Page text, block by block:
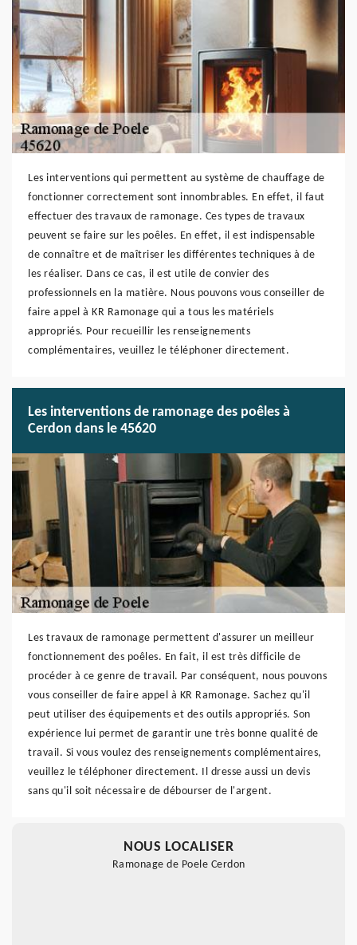
Les interventions qui permettent au système de chauffage de
fonctionner correctement sont innombrables. En effet, il faut
effectuer des travaux de ramonage. Ces types de travaux
peuvent se faire sur les poêles. En effet, il est indispensable
de connaître et de maîtriser les différentes techniques à de
les réaliser. Dans ce cas, il est utile de convier des
professionnels en la matière. Nous pouvons vous conseiller de
faire appel à KR Ramonage qui a tous les matériels
appropriés. Pour recueillir les renseignements
complémentaires, veuillez le téléphoner directement.
Les interventions de ramonage des poêles à
Cerdon dans le 45620
Les travaux de ramonage permettent d'assurer un meilleur
fonctionnement des poêles. En fait, il est très difficile de
procéder à ce genre de travail. Par conséquent, nous pouvons
vous conseiller de faire appel à KR Ramonage. Sachez qu'il
peut utiliser des équipements et des outils appropriés. Son
expérience lui permet de garantir une très bonne qualité de
travail. Si vous voulez des renseignements complémentaires,
veuillez le téléphoner directement. Il dresse aussi un devis
sans qu'il soit nécessaire de débourser de l'argent.
NOUS LOCALISER
Ramonage de Poele Cerdon